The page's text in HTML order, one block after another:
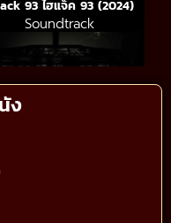
ง
93 ไฮแจ็ค 93 (2024)
Soundtrack